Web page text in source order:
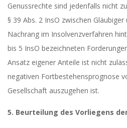
Genussrechte sind jedenfalls nicht
§ 39 Abs. 2 InsO zwischen
Nachrang im Insolvenzverfahren
bis 5 InsO bezeichneten
Ansatz eigener Anteile ist nicht
negativen Fortbestehensprognose
Gesellschaft auszugehen ist.
5. Beurteilung des Vorliegens